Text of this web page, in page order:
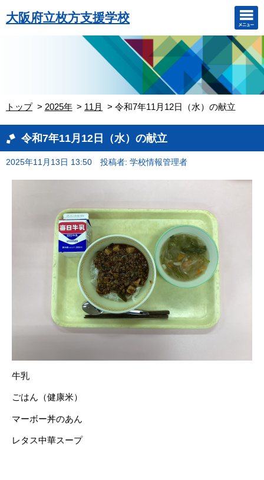
大阪府立枚方支援学校
トップ 2025年 11月 令和7年11月12日（水）の献立
令和7年11月12日（水）の献立
2025年11月13日 13:50 投稿者: 学校情報管理者
牛乳
ごはん（健康米）
マーボー丼のあん
レタス中華スープ